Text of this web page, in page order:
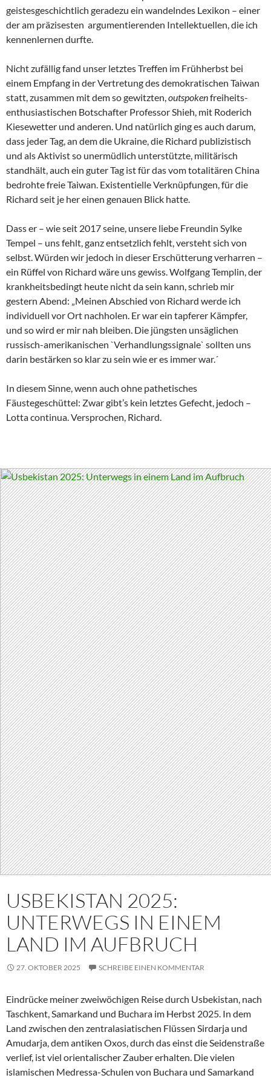
geistesgeschichtlich geradezu ein wandelndes Lexikon – einer
der am präzisesten argumentierenden Intellektuellen, die ich
kennenlernen durfte.
Nicht zufällig fand unser letztes Treffen im Frühherbst bei
einem Empfang in der Vertretung des demokratischen Taiwan
statt, zusammen mit dem so gewitzten,outspokenfreiheits-
enthusiastischen Botschafter Professor Shieh, mit Roderich
Kiesewetter und anderen. Und natürlich ging es auch darum,
dass jeder Tag, an dem die Ukraine, die Richard publizistisch
und als Aktivist so unermüdlich unterstützte, militärisch
standhält, auch ein guter Tag ist für das vom totalitären China
bedrohte freie Taiwan. Existentielle Verknüpfungen, für die
Richard seit je her einen genauen Blick hatte.
Dass er – wie seit 2017 seine, unsere liebe Freundin Sylke
Tempel – uns fehlt, ganz entsetzlich fehlt, versteht sich von
selbst. Würden wir jedoch in dieser Erschütterung verharren –
ein Rüffel von Richard wäre uns gewiss. Wolfgang Templin, der
krankheitsbedingt heute nicht da sein kann, schrieb mir
gestern Abend: „Meinen Abschied von Richard werde ich
individuell vor Ort nachholen. Er war ein tapferer Kämpfer,
und so wird er mir nah bleiben. Die jüngsten unsäglichen
russisch-amerikanischen `Verhandlungssignale` sollten uns
darin bestärken so klar zu sein wie er es immer war.´
In diesem Sinne, wenn auch ohne pathetisches
Fäustegeschüttel: Zwar gibt’s kein letztes Gefecht, jedoch –
Lotta continua. Versprochen, Richard.
USBEKISTAN 2025:
UNTERWEGS IN EINEM
LAND IM AUFBRUCH
27. OKTOBER 2025 SCHREIBE EINEN KOMMENTAR
Eindrücke meiner zweiwöchigen Reise durch Usbekistan, nach
Taschkent, Samarkand und Buchara im Herbst 2025. In dem
Land zwischen den zentralasiatischen Flüssen Sirdarja und
Amudarja, dem antiken Oxos, durch das einst die Seidenstraße
verlief, ist viel orientalischer Zauber erhalten. Die vielen
islamischen Medressa-Schulen von Buchara und Samarkand